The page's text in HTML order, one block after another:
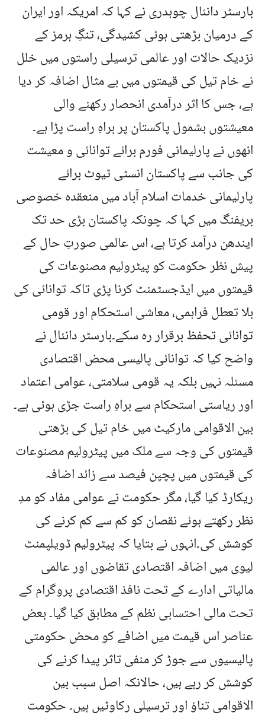
بارسٹر دانئال چوہدری نے کہا کہ امریکہ اور ایران
کے درمیان بڑھتی ہوئی کشیدگی، تنگِ ہرمز کے
نزدیک حالات اور عالمی ترسیلی راستوں میں خلل
نے خام تیل کی قیمتوں میں بے مثال اضافہ کر دیا
ہے، جس کا اثر درآمدی انحصار رکھنے والی
معیشتوں بشمول پاکستان پر براہِ راست پڑا ہے۔
انھوں نے پارلیمانی فورم برائے توانائی و معیشت
کی جانب سے پاکستان انسٹی ٹیوٹ برائے
پارلیمانی خدمات اسلام آباد میں منعقدہ خصوصی
بریفنگ میں کہا کہ چونکہ پاکستان بڑی حد تک
ایندھن درآمد کرتا ہے، اس عالمی صورتِ حال کے
پیش نظر حکومت کو پیٹرولیم مصنوعات کی
قیمتوں میں ایڈجسٹمنٹ کرنا پڑی تاکہ توانائی کی
بلا تعطل فراہمی، معاشی استحکام اور قومی
توانائی تحفظ برقرار رہ سکے۔بارسٹر دانئال نے
واضح کیا کہ توانائی پالیسی محض اقتصادی
مسئلہ نہیں بلکہ یہ قومی سلامتی، عوامی اعتماد
اور ریاستی استحکام سے براہِ راست جڑی ہوئی ہے۔
بین الاقوامی مارکیٹ میں خام تیل کی بڑھتی
قیمتوں کی وجہ سے ملک میں پیٹرولیم مصنوعات
کی قیمتوں میں پچپن فیصد سے زائد اضافہ
ریکارڈ کیا گیا، مگر حکومت نے عوامی مفاد کو مدِ
نظر رکھتے ہوئے نقصان کو کم سے کم کرنے کی
کوشش کی۔انہوں نے بتایا کہ پیٹرولیم ڈویلپمنٹ
لیوی میں اضافہ اقتصادی تقاضوں اور عالمی
مالیاتی ادارے کے تحت نافذ اقتصادی پروگرام کے
تحت مالی احتسابی نظم کے مطابق کیا گیا۔ بعض
عناصر اس قیمت میں اضافے کو محض حکومتی
پالیسیوں سے جوڑ کر منفی تاثر پیدا کرنے کی
کوشش کر رہے ہیں، حالانکہ اصل سبب بین
الاقوامی تناؤ اور ترسیلی رکاوٹیں ہیں۔ حکومت